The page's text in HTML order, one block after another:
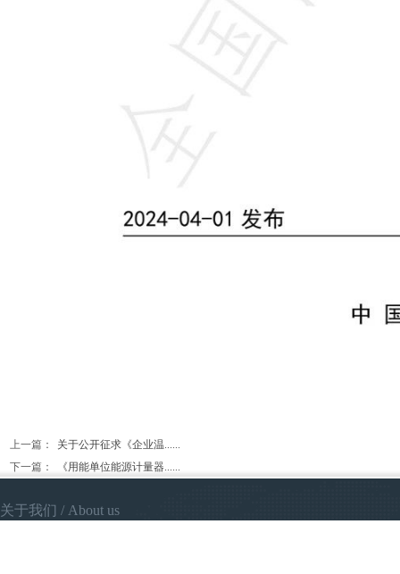
上一篇：
关于公开征求《企业温......
下一篇：
《用能单位能源计量器......
关于我们 / About us